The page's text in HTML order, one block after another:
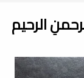
الرحيم